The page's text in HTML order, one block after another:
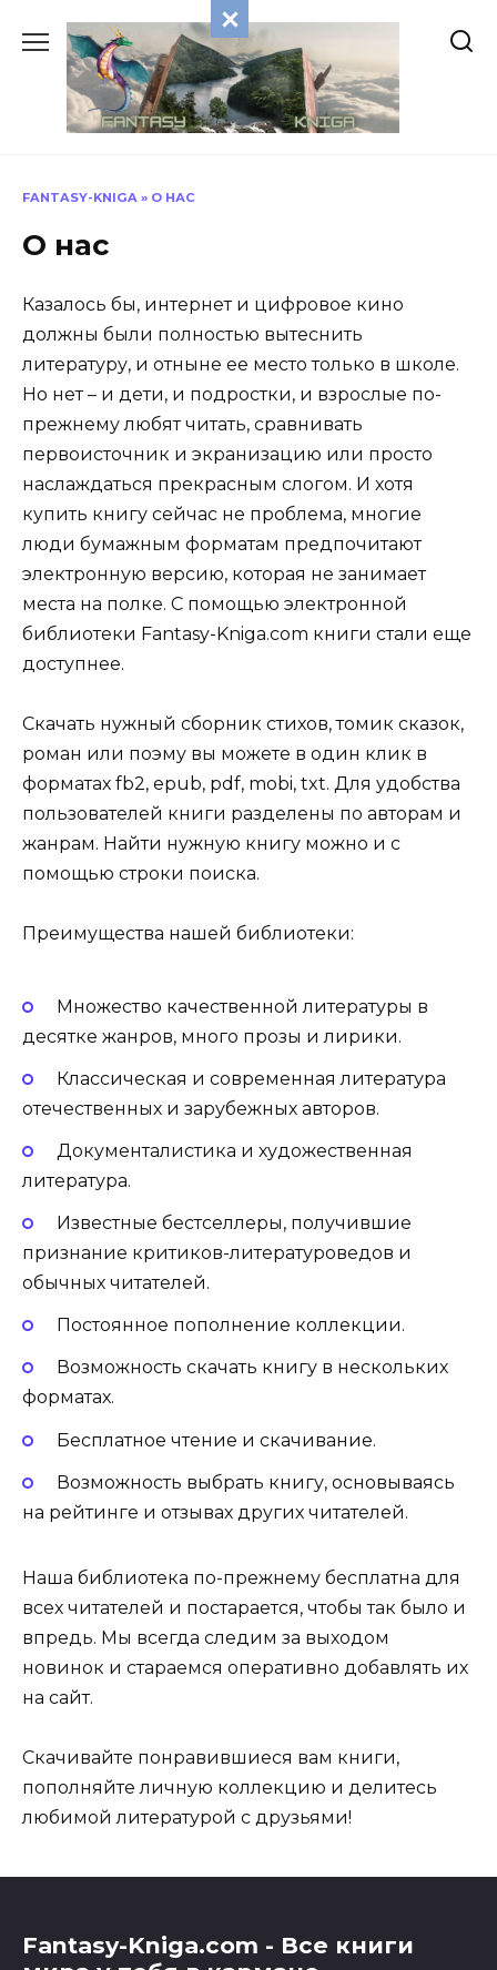
содержанию
FANTASY-KNIGA » О НАС
О нас
Казалось бы, интернет и цифровое кино
должны были полностью вытеснить
литературу, и отныне ее место только в школе.
Но нет – и дети, и подростки, и взрослые по-
прежнему любят читать, сравнивать
первоисточник и экранизацию или просто
наслаждаться прекрасным слогом. И хотя
купить книгу сейчас не проблема, многие
люди бумажным форматам предпочитают
электронную версию, которая не занимает
места на полке. С помощью электронной
библиотеки Fantasy-Kniga.com книги стали еще
доступнее.
Скачать нужный сборник стихов, томик сказок,
роман или поэму вы можете в один клик в
форматах fb2, epub, pdf, mobi, txt. Для удобства
пользователей книги разделены по авторам и
жанрам. Найти нужную книгу можно и с
помощью строки поиска.
Преимущества нашей библиотеки:
Множество качественной литературы в
десятке жанров, много прозы и лирики.
Классическая и современная литература
отечественных и зарубежных авторов.
Документалистика и художественная
литература.
Известные бестселлеры, получившие
признание критиков-литературоведов и
обычных читателей.
Постоянное пополнение коллекции.
Возможность скачать книгу в нескольких
форматах.
Бесплатное чтение и скачивание.
Возможность выбрать книгу, основываясь
на рейтинге и отзывах других читателей.
Наша библиотека по-прежнему бесплатна для
всех читателей и постарается, чтобы так было и
впредь. Мы всегда следим за выходом
новинок и стараемся оперативно добавлять их
на сайт.
Скачивайте понравившиеся вам книги,
пополняйте личную коллекцию и делитесь
любимой литературой с друзьями!
Fantasy-Kniga.com - Все книги